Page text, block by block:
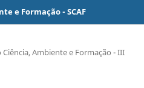
e Formação - SCAF
Ambiente e Formação - III